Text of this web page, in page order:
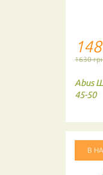
1630
Abus
45-50
В